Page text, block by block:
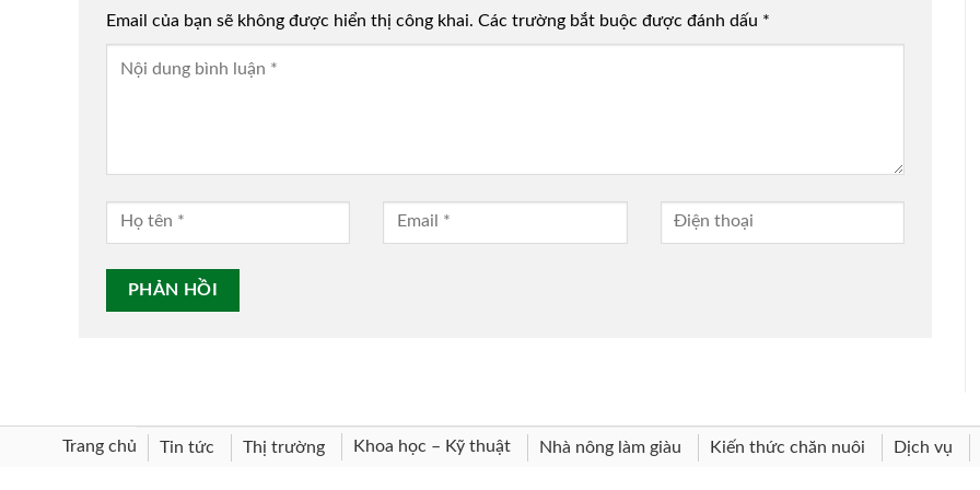
Email của bạn sẽ không được hiển thị công khai. Các trường bắt buộc được đánh dấu *
Alternative:
Trang chủ Tin tức Thị trường Khoa học – Kỹ thuật Nhà nông làm giàu Kiến thức chăn nuôi Dịch vụ